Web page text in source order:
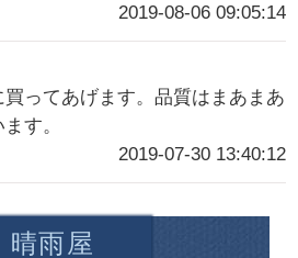
2019-08-06 09:05:14
ってあげます。品質はまあまあ
す。
2019-07-30 13:40:12
晴雨屋